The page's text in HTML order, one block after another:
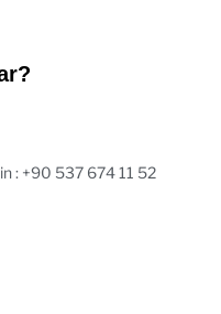
: +90 537 674 11 52‬